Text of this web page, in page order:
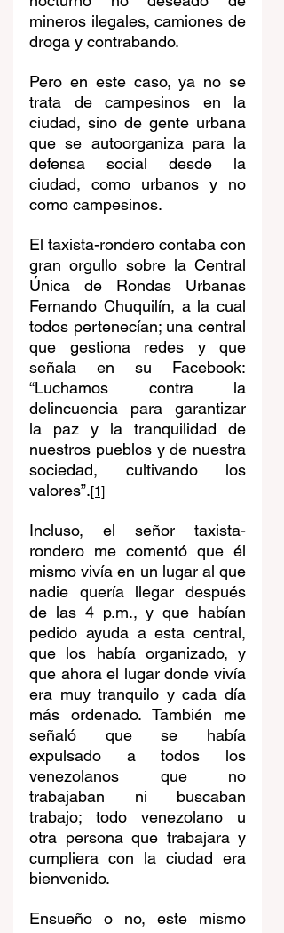
mineros ilegales, camiones de
droga y contrabando.
Pero en este caso, ya no se
trata de campesinos en la
ciudad, sino de gente urbana
que se autoorganiza para la
defensa social desde la
ciudad, como urbanos y no
como campesinos.
El taxista-rondero contaba con
gran orgullo sobre la Central
Única de Rondas Urbanas
Fernando Chuquilín, a la cual
todos pertenecían; una central
que gestiona redes y que
señala en su Facebook:
“Luchamos contra la
delincuencia para garantizar
la paz y la tranquilidad de
nuestros pueblos y de nuestra
sociedad, cultivando los
valores”.[1]
Incluso, el señor taxista-
rondero me comentó que él
mismo vivía en un lugar al que
nadie quería llegar después
de las 4 p.m., y que habían
pedido ayuda a esta central,
que los había organizado, y
que ahora el lugar donde vivía
era muy tranquilo y cada día
más ordenado. También me
señaló que se había
expulsado a todos los
venezolanos que no
trabajaban ni buscaban
trabajo; todo venezolano u
otra persona que trabajara y
cumpliera con la ciudad era
bienvenido.
Ensueño o no, este mismo